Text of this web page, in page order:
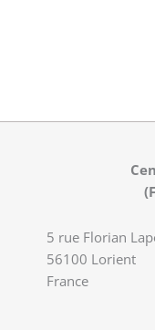
5 rue Florian
56100 Lorient
France